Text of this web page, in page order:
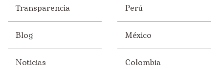
Transparencia
Blog
Noticias
Perú
México
Colombia